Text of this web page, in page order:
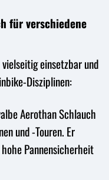
für verschiedene
einsetzbar und
Disziplinen:
Aerothan Schlauch
und -Touren. Er
Pannensicherheit